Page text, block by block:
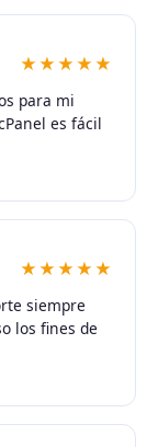
★★★★★
para mi
es fácil
★★★★★
siempre
los fines de